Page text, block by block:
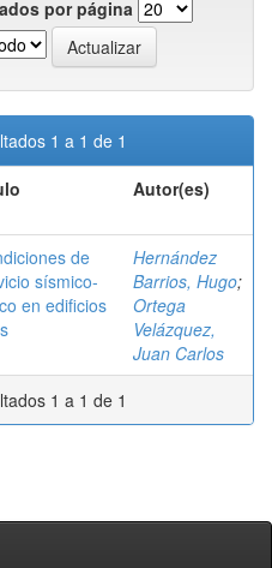
por página
1 a 1 de 1
Autor(es)
de
sísmico-
en edificios
Hernández
Barrios, Hugo;
Ortega
Velázquez,
Juan Carlos
1 a 1 de 1